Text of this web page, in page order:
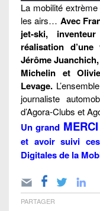
La mobilité
les airs… Avec
jet-ski,
réalisation
Jérôme
Michelin et
Levage.
journaliste
d’Agora-Clubs et
Un grand MERCI
et avoir suivi
Digitales de la
PARTAGER